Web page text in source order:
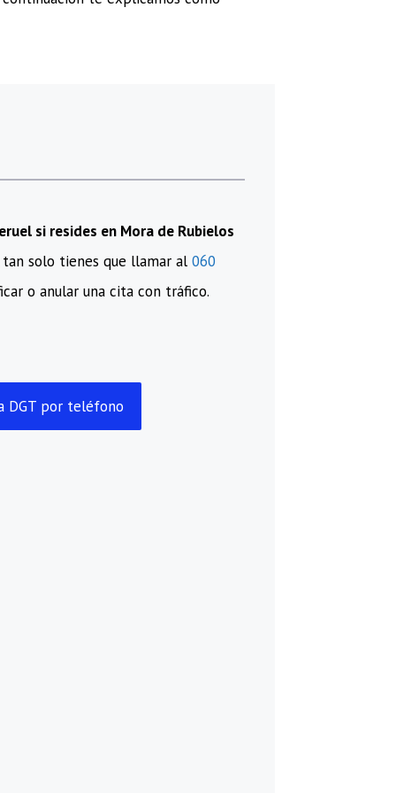
si resides en Mora de Rubielos
solo tienes que llamar al 060
o anular una cita con tráfico.
DGT por teléfono